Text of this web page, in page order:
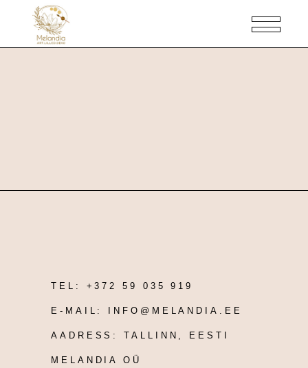
TEL: +372 59 035 919
E-MAIL: INFO@MELANDIA.EE
AADRESS:TALLINN, EESTI
MELANDIA OÜ